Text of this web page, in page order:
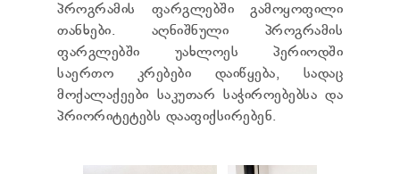
პროგრამის ფარგლებში გამოყოფილი
თანხები. აღნიშნული პროგრამის
ფარგლებში უახლოეს პერიოდში
საერთო კრებები დაიწყება, სადაც
მოქალაქეები საკუთარ საჭიროებებსა და
პრიორიტეტებს დააფიქსირებენ.